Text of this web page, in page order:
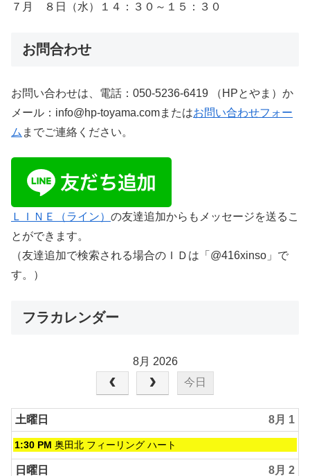
７月 ８日（水）１４：３０～１５：３０
お問合わせ
お問い合わせは、電話：050-5236-6419 （HPとやま）か
メール：info@hp-toyama.comまたはお問い合わせフォー
ム までご連絡ください。
ＬＩＮＥ（ライン） の友達追加からもメッセージを送るこ
とができます。
（友達追加で検索される場合のＩＤは「@416xinso」で
す。）
フラカレンダー
8月 2026
今日
土曜日 8月 1
土
曜
日,
1:30 PM 奥田北 フィーリング ハート
日曜日 8月 2